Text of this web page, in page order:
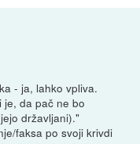
- ja, lahko vpliva.
je, da pač ne bo
državljani)."
faksa po svoji krivdi